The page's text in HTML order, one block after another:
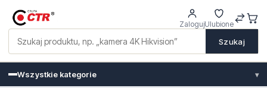
Szukaj
ZalogujUlubione
Wszystkie kategorie ▾